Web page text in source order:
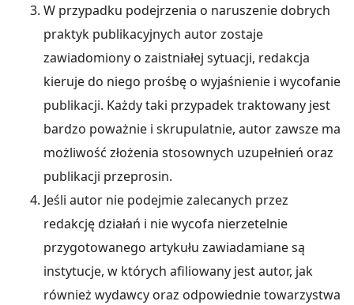
W przypadku podejrzenia o naruszenie dobrych
praktyk publikacyjnych autor zostaje
zawiadomiony o zaistniałej sytuacji, redakcja
kieruje do niego prośbę o wyjaśnienie i wycofanie
publikacji. Każdy taki przypadek traktowany jest
bardzo poważnie i skrupulatnie, autor zawsze ma
możliwość złożenia stosownych uzupełnień oraz
publikacji przeprosin.
Jeśli autor nie podejmie zalecanych przez
redakcję działań i nie wycofa nierzetelnie
przygotowanego artykułu zawiadamiane są
instytucje, w których afiliowany jest autor, jak
również wydawcy oraz odpowiednie towarzystwa